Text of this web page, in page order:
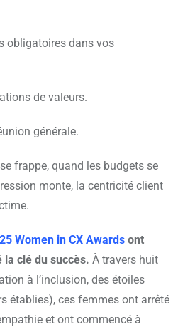
obligatoires dans vos
de valeurs.
générale.
frappe, quand les budgets se
monte, la centricité client
Women in CX Awards ont
clé du succès. À travers huit
à l’inclusion, des étoiles
établies), ces femmes ont arrêté
et ont commencé à